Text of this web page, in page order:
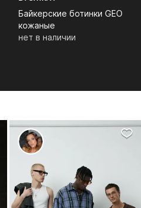
Байкерские ботинки GEO
кожаные
нет в наличии